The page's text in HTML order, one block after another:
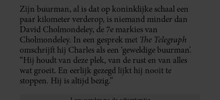
Zijn buurman, al is dat op koninklijke schaal een
paar kilometer verderop, is niemand minder dan
David Cholmondeley, de 7e markies van
Cholmondeley. In een gesprek met The Telegraph
omschrijft hij Charles als een ‘geweldige buurman’.
“Hij houdt van deze plek, van de rust en van alles
wat groeit. En eerlijk gezegd lijkt hij nooit te
stoppen. Hij is altijd bezig.”